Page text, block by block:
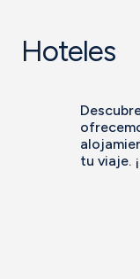
Hoteles
tu viaje.